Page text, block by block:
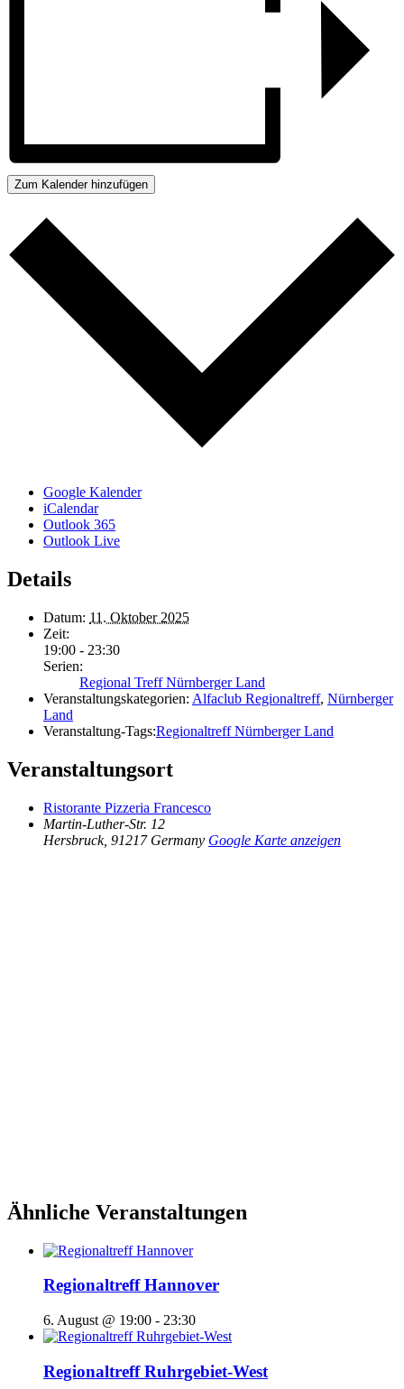
Zum Kalender hinzufügen
Google Kalender
iCalendar
Outlook 365
Outlook Live
Details
Datum: 11. Oktober 2025
Zeit:
19:00 - 23:30
Serien:
Regional Treff Nürnberger Land
Veranstaltungskategorien: Alfaclub Regionaltreff, Nürnberger
Land
Veranstaltung-Tags:Regionaltreff Nürnberger Land
Veranstaltungsort
Ristorante Pizzeria Francesco
Martin-Luther-Str. 12
Hersbruck, 91217 Germany Google Karte anzeigen
Ähnliche Veranstaltungen
Regionaltreff Hannover
6. August @ 19:00 - 23:30
Regionaltreff Ruhrgebiet-West